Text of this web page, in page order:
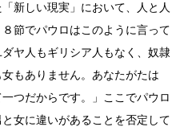
新しい現実」において、人と人
節でパウロはこのように言って
ヤ人もギリシア人もなく、奴隷
もありません。あなたがたは
つだからです。」ここでパウロ
女に違いがあることを否定して